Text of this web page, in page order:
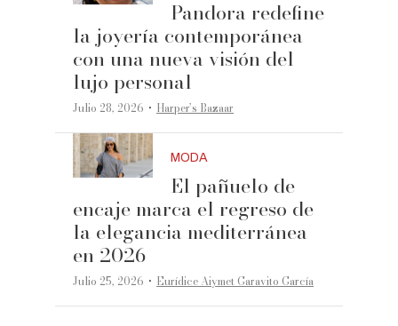
Pandora redefine
la joyería contemporánea
con una nueva visión del
lujo personal
Julio 28, 2026 ·Harper’s Bazaar
MODA
El pañuelo de
encaje marca el regreso de
la elegancia mediterránea
en 2026
Julio 25, 2026 ·Eurídice Aiymet Garavito García